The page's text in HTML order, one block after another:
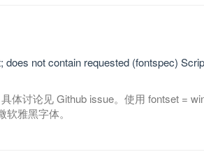
does not contain requested (fontspec)
体讨论见 Github issue。使用 fontset =
雅黑字体。